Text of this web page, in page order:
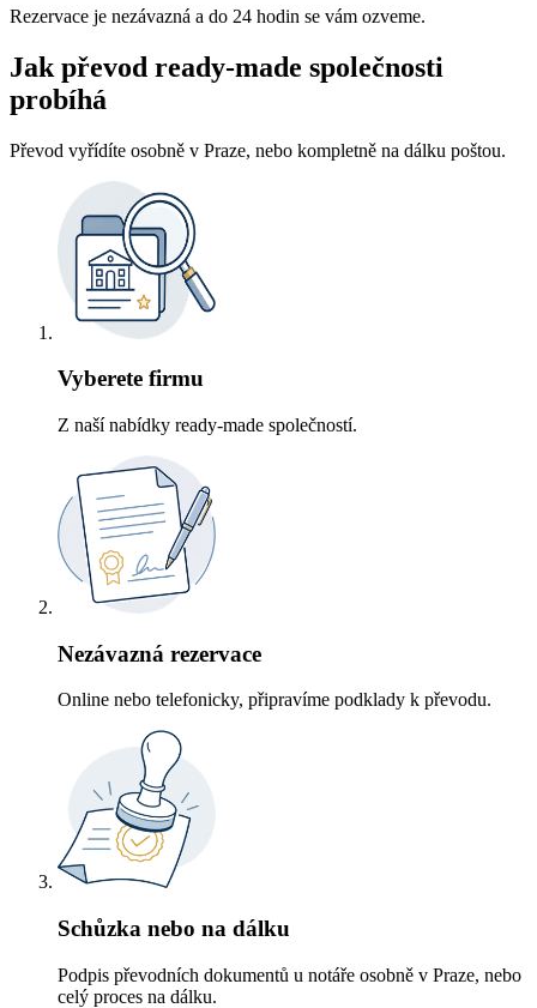
Rezervace je nezávazná a do 24 hodin se vám ozveme.
Jak převod ready-made společnosti
probíhá
Převod vyřídíte osobně v Praze, nebo kompletně na dálku poštou.
Vyberete firmu
Z naší nabídky ready-made společností.
Nezávazná rezervace
Online nebo telefonicky, připravíme podklady k převodu.
Schůzka nebo na dálku
Podpis převodních dokumentů u notáře osobně v Praze, nebo
celý proces na dálku.